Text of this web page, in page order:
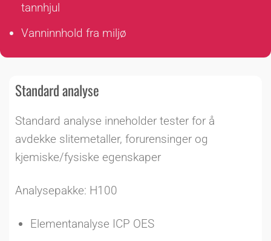
tannhjul
Vanninnhold fra miljø
Standard analyse
Standard analyse inneholder tester for å
avdekke slitemetaller, forurensinger og
kjemiske/fysiske egenskaper
Analysepakke: H100
Elementanalyse ICP OES